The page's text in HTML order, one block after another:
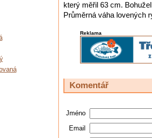
který měřil 63 cm.
Průměrná váha lovených
Reklama
Komentář
Jméno
Email